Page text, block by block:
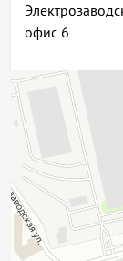
офис 6